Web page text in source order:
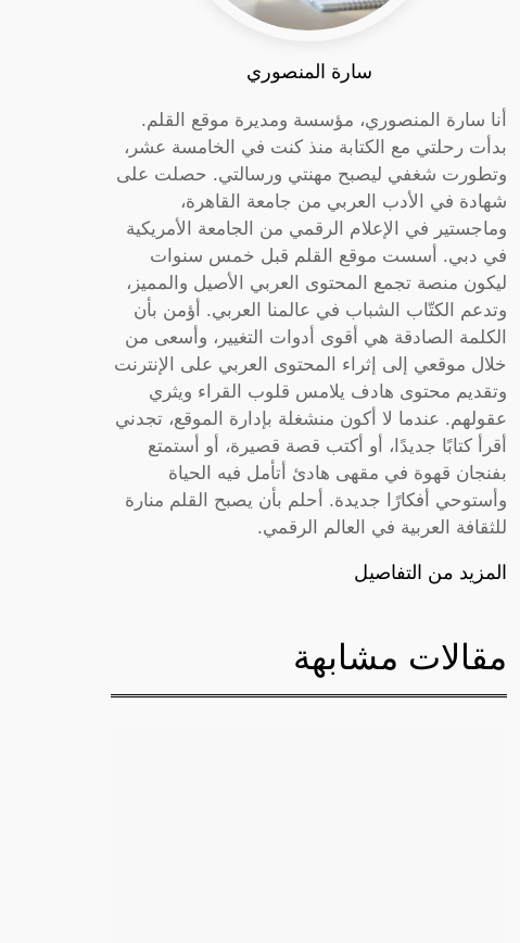
سارة المنصوري
أنا سارة المنصوري، مؤسسة ومديرة موقع القلم.
بدأت رحلتي مع الكتابة منذ كنت في الخامسة عشر،
وتطورت شغفي ليصبح مهنتي ورسالتي. حصلت على
شهادة في الأدب العربي من جامعة القاهرة،
وماجستير في الإعلام الرقمي من الجامعة الأمريكية
في دبي. أسست موقع القلم قبل خمس سنوات
ليكون منصة تجمع المحتوى العربي الأصيل والمميز،
وتدعم الكتّاب الشباب في عالمنا العربي. أؤمن بأن
الكلمة الصادقة هي أقوى أدوات التغيير، وأسعى من
خلال موقعي إلى إثراء المحتوى العربي على الإنترنت
وتقديم محتوى هادف يلامس قلوب القراء ويثري
عقولهم. عندما لا أكون منشغلة بإدارة الموقع، تجدني
أقرأ كتابًا جديدًا، أو أكتب قصة قصيرة، أو أستمتع
بفنجان قهوة في مقهى هادئ أتأمل فيه الحياة
وأستوحي أفكارًا جديدة. أحلم بأن يصبح القلم منارة
للثقافة العربية في العالم الرقمي.
المزيد من التفاصيل
مقالات مشابهة